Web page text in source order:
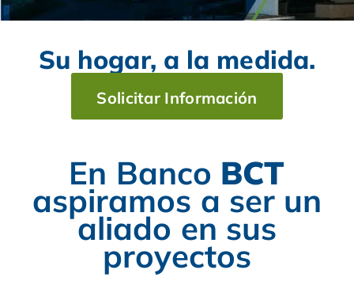
Su hogar, a la medida.
Solicitar Información
En Banco BCT
aspiramos a ser un
aliado en sus
proyectos